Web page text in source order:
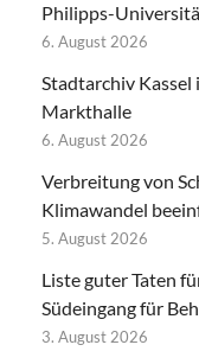
Philipps-
6. August 2026
Stadtarchiv Kassel
Markthalle
6. August 2026
Verbreitung von
Klimawandel
5. August 2026
Liste guter Taten
Südeingang für
3. August 2026